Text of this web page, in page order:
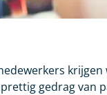
krijgen
gedrag van